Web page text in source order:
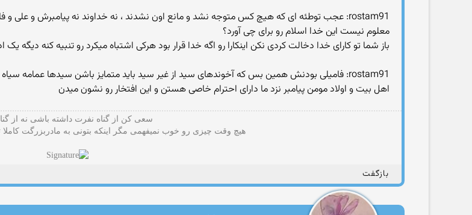
rostam91: عجب توطئه ای که هیچ کس متوجه نشد و مانع اون نشدند ، نه خداوند نه پیامبرش و علی و فاطمه و دیگر اصحاب!
معلوم نیست این خدا اسلام رو برای چی آورد؟
باز شما تو کارای خدا دخالت کردی نکن اینکارا رو اگه خدا قرار بود هرکی اشتباه میکرد رو تنبیه کنه
rostam91: فامیلی بودنش همین بس که آخوندهای سید از غیر سید باید متمایز باشن سیدها عمامه سیاه و غیر اونها عمامه سفید بر سر کنند تا همه بدونن!
اهل بیت و اولاد مومن پیامبر نزد ما دارای احترام خاصی هستن و این افتخار رو نشون میدن
سعی کن از گناه نفرت داشته باشی نه از
هیچ وقت چیزی رو خوب نمیفهمی مگر اینکه بتونی به مادربزرگت
بازگفت